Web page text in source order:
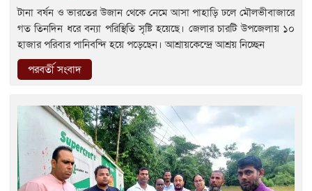
টানা বর্ষন ও ভারতের উজান থেকে নেমে আসা পাহাড়ি ঢলে মৌলভীবাজারে
গত তিনদিন ধরে বন্যা পরিস্থিতি সৃষ্টি হয়েছে। জেলার চারটি উপজেলায় ১০
হাজার পরিবার পানিবন্দি হয়ে পড়েছেন। আশ্রায়কেন্দ্রে আশ্রয় নিচ্ছেন
পরবর্তী সংবাদ